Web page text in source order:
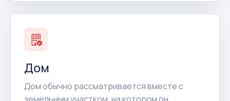
Дом
Дом обычно рассматривается вместе с